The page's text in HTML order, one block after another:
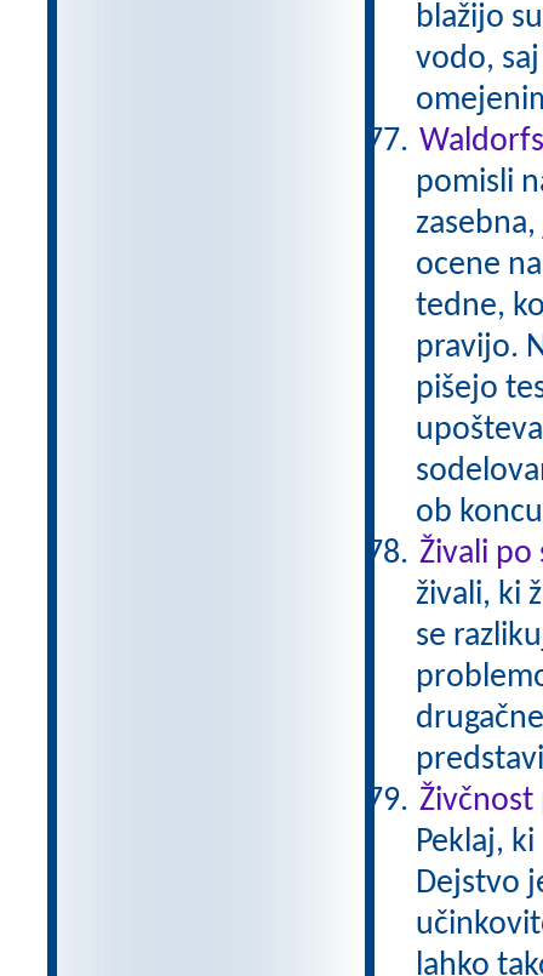
blažijo
vodo,
pomisli
ocene
tedne,
pravijo.
pišejo
ob
Živali po
živali, ki
se
Peklaj,
Dejstvo
lahko